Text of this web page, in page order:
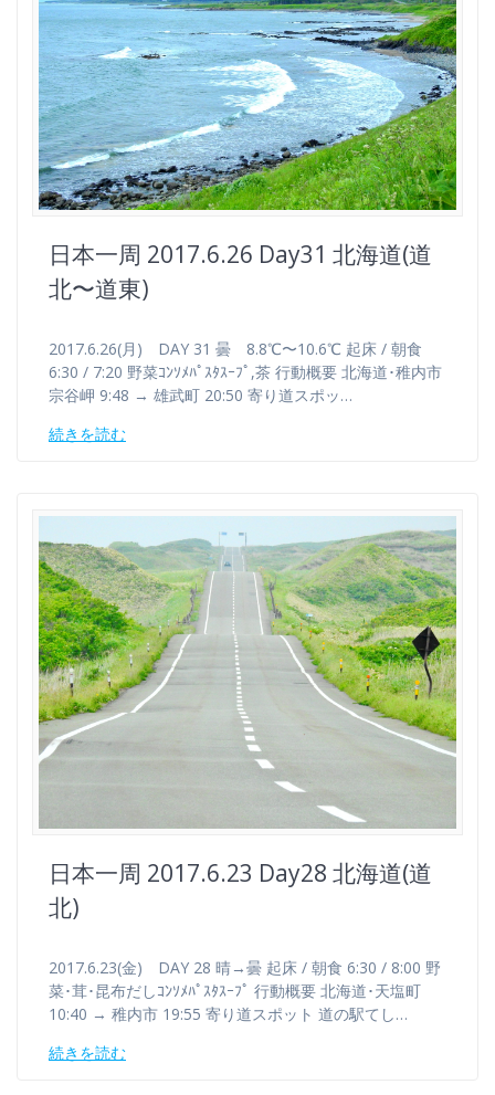
日本一周 2017.6.26 Day31 北海道(道
北〜道東)
2017.6.26(月) DAY 31 曇 8.8℃〜10.6℃ 起床 / 朝食
6:30 / 7:20 野菜ｺﾝｿﾒﾊﾟｽﾀｽｰﾌﾟ,茶 行動概要 北海道･稚内市
宗谷岬 9:48 → 雄武町 20:50 寄り道スポッ…
続きを読む
日本一周 2017.6.23 Day28 北海道(道
北)
2017.6.23(金) DAY 28 晴→曇 起床 / 朝食 6:30 / 8:00 野
菜･茸･昆布だしｺﾝｿﾒﾊﾟｽﾀｽｰﾌﾟ 行動概要 北海道･天塩町
10:40 → 稚内市 19:55 寄り道スポット 道の駅てし…
続きを読む